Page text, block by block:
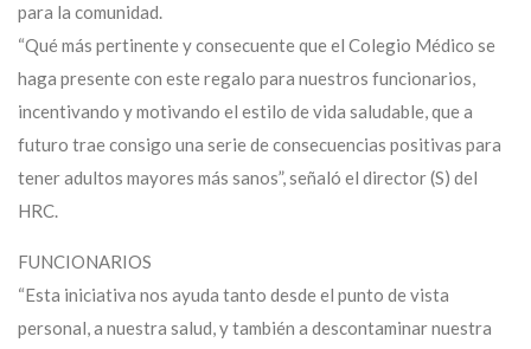
para la comunidad.
“Qué más pertinente y consecuente que el Colegio Médico se
haga presente con este regalo para nuestros funcionarios,
incentivando y motivando el estilo de vida saludable, que a
futuro trae consigo una serie de consecuencias positivas para
tener adultos mayores más sanos”, señaló el director (S) del
HRC.
FUNCIONARIOS
“Esta iniciativa nos ayuda tanto desde el punto de vista
personal, a nuestra salud, y también a descontaminar nuestra